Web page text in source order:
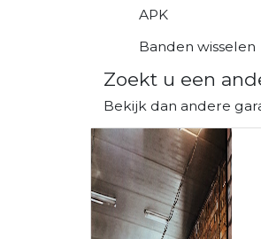
APK
Banden wisselen
Zoekt u een
Bekijk dan andere